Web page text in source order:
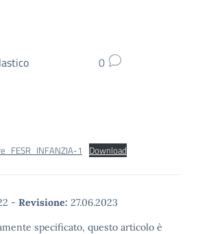
0
1
Download
- Revisione: 27.06.2023
specificato, questo articolo è